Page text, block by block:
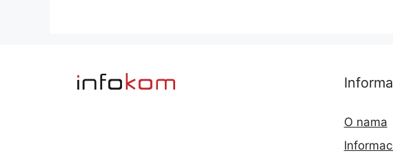
O nama